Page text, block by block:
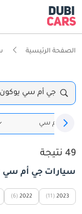
الصفحة الرئيسية
جي أم سي يوكون
جي أم سي
49 نتيجة
سيارات جي أم سي
2023
(11)
2022
(6)